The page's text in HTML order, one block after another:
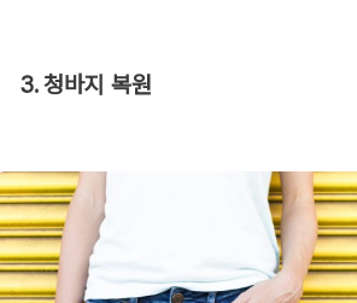
3. 청바지 복원